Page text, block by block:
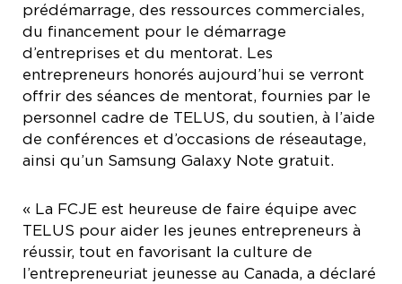
prédémarrage, des ressources commerciales,
du financement pour le démarrage
d’entreprises et du mentorat. Les
entrepreneurs honorés aujourd’hui se verront
offrir des séances de mentorat, fournies par le
personnel cadre de TELUS, du soutien, à l’aide
de conférences et d’occasions de réseautage,
ainsi qu’un Samsung Galaxy Note gratuit.
« La FCJE est heureuse de faire équipe avec
TELUS pour aider les jeunes entrepreneurs à
réussir, tout en favorisant la culture de
l’entrepreneuriat jeunesse au Canada, a déclaré